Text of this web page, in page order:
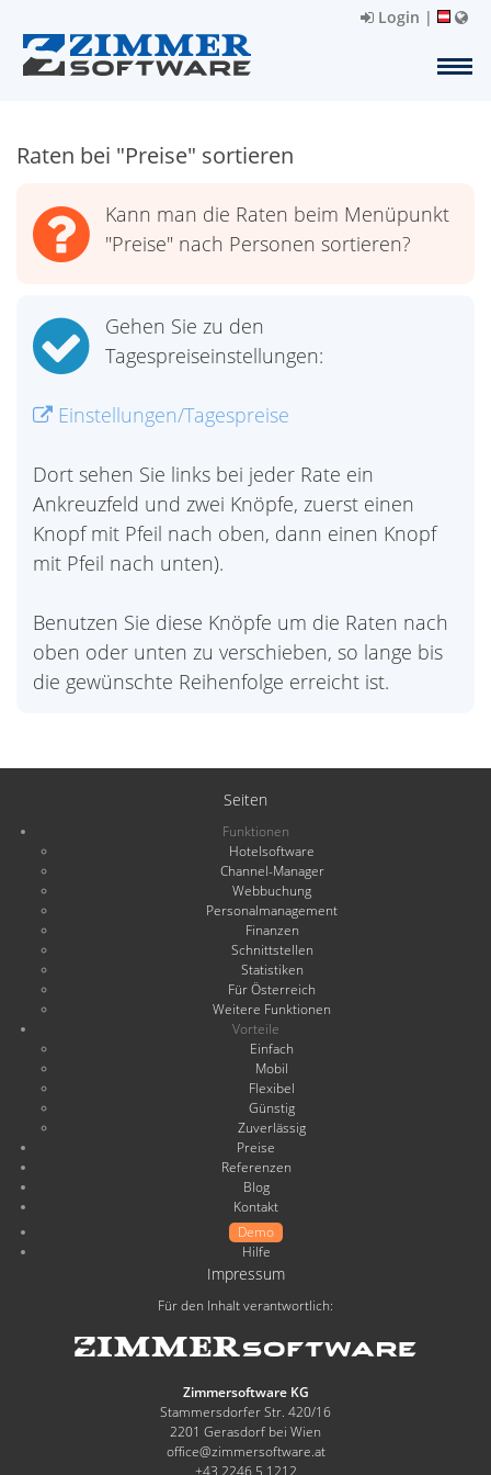
Login |
Raten bei "Preise" sortieren
Kann man die Raten beim Menüpunkt
"Preise" nach Personen sortieren?
Gehen Sie zu den
Tagespreiseinstellungen:
Einstellungen/Tagespreise
Dort sehen Sie links bei jeder Rate ein
Ankreuzfeld und zwei Knöpfe, zuerst einen
Knopf mit Pfeil nach oben, dann einen Knopf
mit Pfeil nach unten).
Benutzen Sie diese Knöpfe um die Raten nach
oben oder unten zu verschieben, so lange bis
die gewünschte Reihenfolge erreicht ist.
Seiten
Funktionen
Hotelsoftware
Channel-Manager
Webbuchung
Personalmanagement
Finanzen
Schnittstellen
Statistiken
Für Österreich
Weitere Funktionen
Vorteile
Einfach
Mobil
Flexibel
Günstig
Zuverlässig
Preise
Referenzen
Blog
Kontakt
Demo
Hilfe
Impressum
Für den Inhalt verantwortlich:
Zimmersoftware KG
Stammersdorfer Str. 420/16
2201 Gerasdorf bei Wien
office@zimmersoftware.at
+43 2246 5 1212